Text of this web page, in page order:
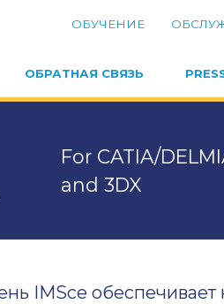
ОБРАТНАЯ СВЯЗЬ
ОБУЧЕНИЕ
For CATIA/
and 3DX
IMSce